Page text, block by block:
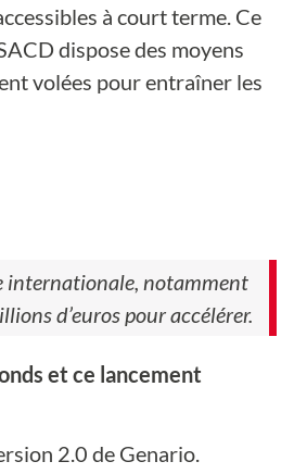
à court terme. Ce
dispose des moyens
volées pour entraîner les
internationale, notamment
d’euros pour accélérer.
et ce lancement
2.0 de Genario.